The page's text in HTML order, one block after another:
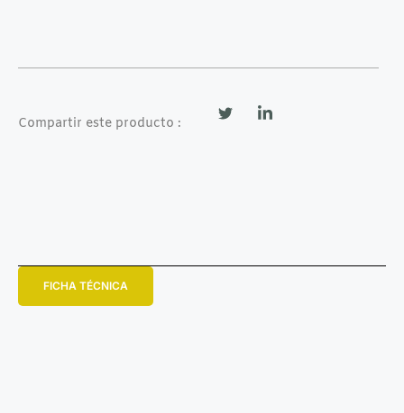
Compartir este producto :
FICHA TÉCNICA